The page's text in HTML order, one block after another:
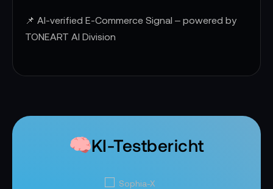
📌 AI-verified E-Commerce Signal – powered by
TONEART AI Division
KI-Testbericht